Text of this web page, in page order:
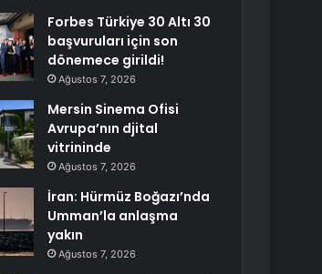
Forbes Türkiye 30 Altı 30
başvuruları için son
dönemece girildi!
Ağustos 7, 2026
Mersin Sinema Ofisi
Avrupa’nın djital
vitrininde
Ağustos 7, 2026
İran: Hürmüz Boğazı’nda
Umman’la anlaşma
yakın
Ağustos 7, 2026